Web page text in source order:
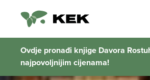
Ovdje pronađi knjige Davora
najpovoljnijim cijenama!